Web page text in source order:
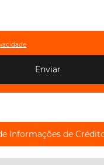
Enviar
Informações de